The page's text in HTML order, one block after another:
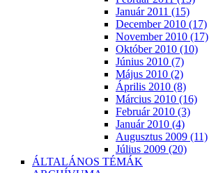
Január 2011 (15)
December 2010 (17)
November 2010 (17)
Október 2010 (10)
Június 2010 (7)
Május 2010 (2)
Április 2010 (8)
Március 2010 (16)
Február 2010 (3)
Január 2010 (4)
Augusztus 2009 (11)
Július 2009 (20)
ÁLTALÁNOS TÉMÁK